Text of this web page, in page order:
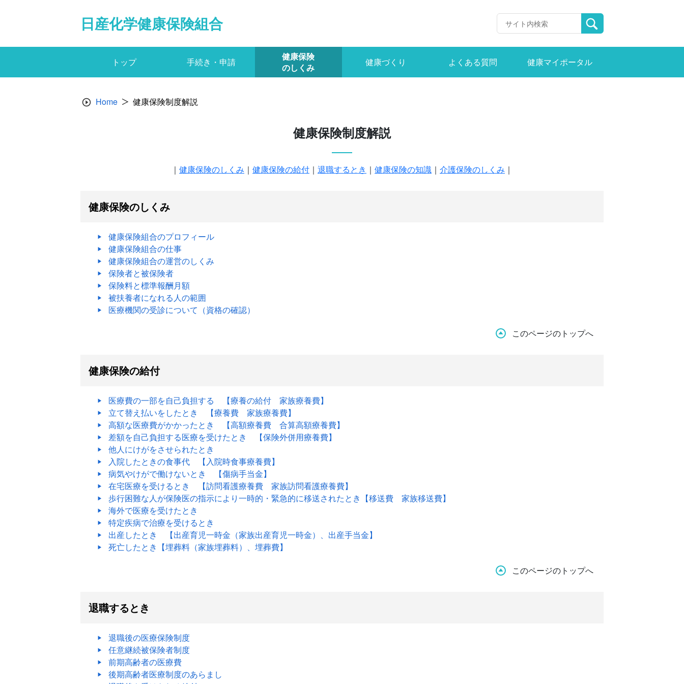
日産化学健康保険組合
トップ 手続き・申請
健康保険
のしくみ
健康づくり よくある質問 健康マイポータル
Home 健康保険制度解説
健康保険制度解説
｜ 健康保険のしくみ ｜ 健康保険の給付 ｜ 退職するとき ｜ 健康保険の知識 ｜ 介護保険のしくみ ｜
健康保険のしくみ
健康保険組合のプロフィール
健康保険組合の仕事
健康保険組合の運営のしくみ
保険者と被保険者
保険料と標準報酬月額
被扶養者になれる人の範囲
医療機関の受診について（資格の確認）
このページのトップへ
健康保険の給付
医療費の一部を自己負担する 【療養の給付 家族療養費】
立て替え払いをしたとき 【療養費 家族療養費】
高額な医療費がかかったとき 【高額療養費 合算高額療養費】
差額を自己負担する医療を受けたとき 【保険外併用療養費】
他人にけがをさせられたとき
入院したときの食事代 【入院時食事療養費】
病気やけがで働けないとき 【傷病手当金】
在宅医療を受けるとき 【訪問看護療養費 家族訪問看護療養費】
歩行困難な人が保険医の指示により一時的・緊急的に移送されたとき【移送費 家族移送費】
海外で医療を受けたとき
特定疾病で治療を受けるとき
出産したとき 【出産育児一時金（家族出産育児一時金）、出産手当金】
死亡したとき【埋葬料（家族埋葬料）、埋葬費】
このページのトップへ
退職するとき
退職後の医療保険制度
任意継続被保険者制度
前期高齢者の医療費
後期高齢者医療制度のあらまし